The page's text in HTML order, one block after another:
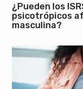
¿Pueden los
psicotrópicos
masculina?